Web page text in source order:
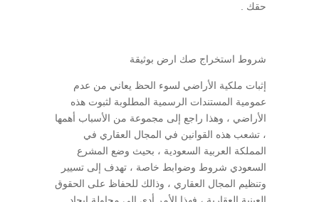
حقك .
شروط استخراج صك ارض بوثيقة
إثبات ملكية الأراضي لسوء الحظ يعاني من عدم
عمومية المستندات الرسمية المطلوبة لثبوت هذه
الأراضي ، وهذا راجع إلى مجموعة من الأسباب أهمها
، تشعب هذه القوانين في المجال العقاري في
المملكة العربية السعودية ، بحيث وضع المشرع
السعودي شروط وضوابط خاصة ، تهدف إلى تسيير
وتنظيم المجال العقاري ، وذالك للحفاظ على الحقوق